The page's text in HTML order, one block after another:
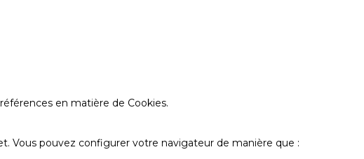
en matière de Cookies.
Vous pouvez configurer votre navigateur de manière que :